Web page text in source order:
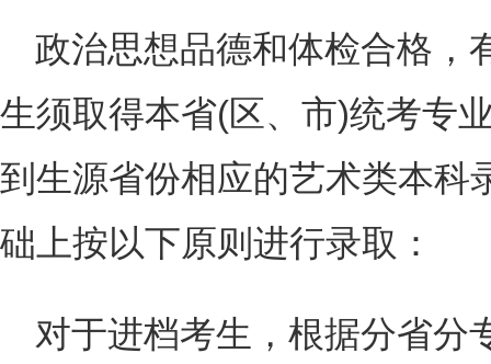
政治思想品德和体检合格，
生须取得本省(区、市)统考专
到生源省份相应的艺术类本科
础上按以下原则进行录取：
对于进档考生，根据分省分